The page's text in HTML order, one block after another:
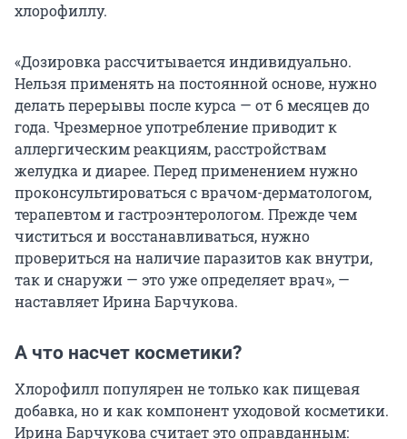
хлорофиллу.
«Дозировка рассчитывается индивидуально.
Нельзя применять на постоянной основе, нужно
делать перерывы после курса — от 6 месяцев до
года. Чрезмерное употребление приводит к
аллергическим реакциям, расстройствам
желудка и диарее. Перед применением нужно
проконсультироваться с врачом-дерматологом,
терапевтом и гастроэнтерологом. Прежде чем
чиститься и восстанавливаться, нужно
провериться на наличие паразитов как внутри,
так и снаружи — это уже определяет врач», —
наставляет Ирина Барчукова.
А что насчет косметики?
Хлорофилл популярен не только как пищевая
добавка, но и как компонент уходовой косметики.
Ирина Барчукова считает это оправданным: